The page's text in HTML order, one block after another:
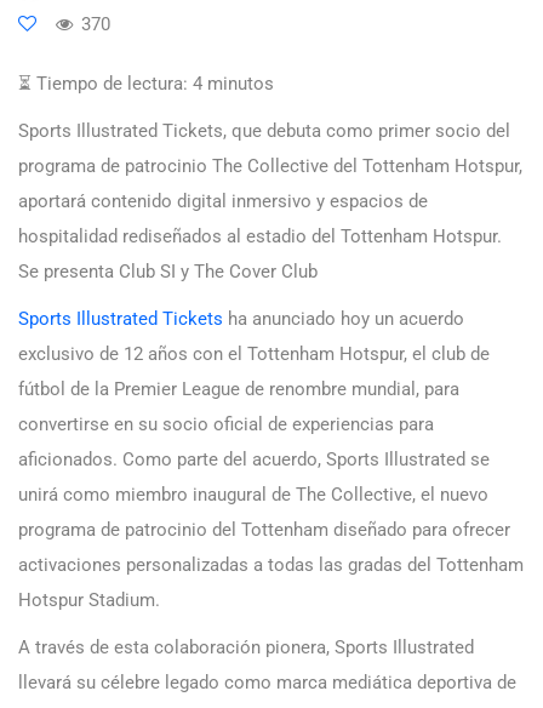
370
⏳ Tiempo de lectura: 4 minutos
Sports Illustrated Tickets, que debuta como primer socio del
programa de patrocinio The Collective del Tottenham Hotspur,
aportará contenido digital inmersivo y espacios de
hospitalidad rediseñados al estadio del Tottenham Hotspur.
Se presenta Club SI y The Cover Club
Sports Illustrated Tickets ha anunciado hoy un acuerdo
exclusivo de 12 años con el Tottenham Hotspur, el club de
fútbol de la Premier League de renombre mundial, para
convertirse en su socio oficial de experiencias para
aficionados. Como parte del acuerdo, Sports Illustrated se
unirá como miembro inaugural de The Collective, el nuevo
programa de patrocinio del Tottenham diseñado para ofrecer
activaciones personalizadas a todas las gradas del Tottenham
Hotspur Stadium.
A través de esta colaboración pionera, Sports Illustrated
llevará su célebre legado como marca mediática deportiva de